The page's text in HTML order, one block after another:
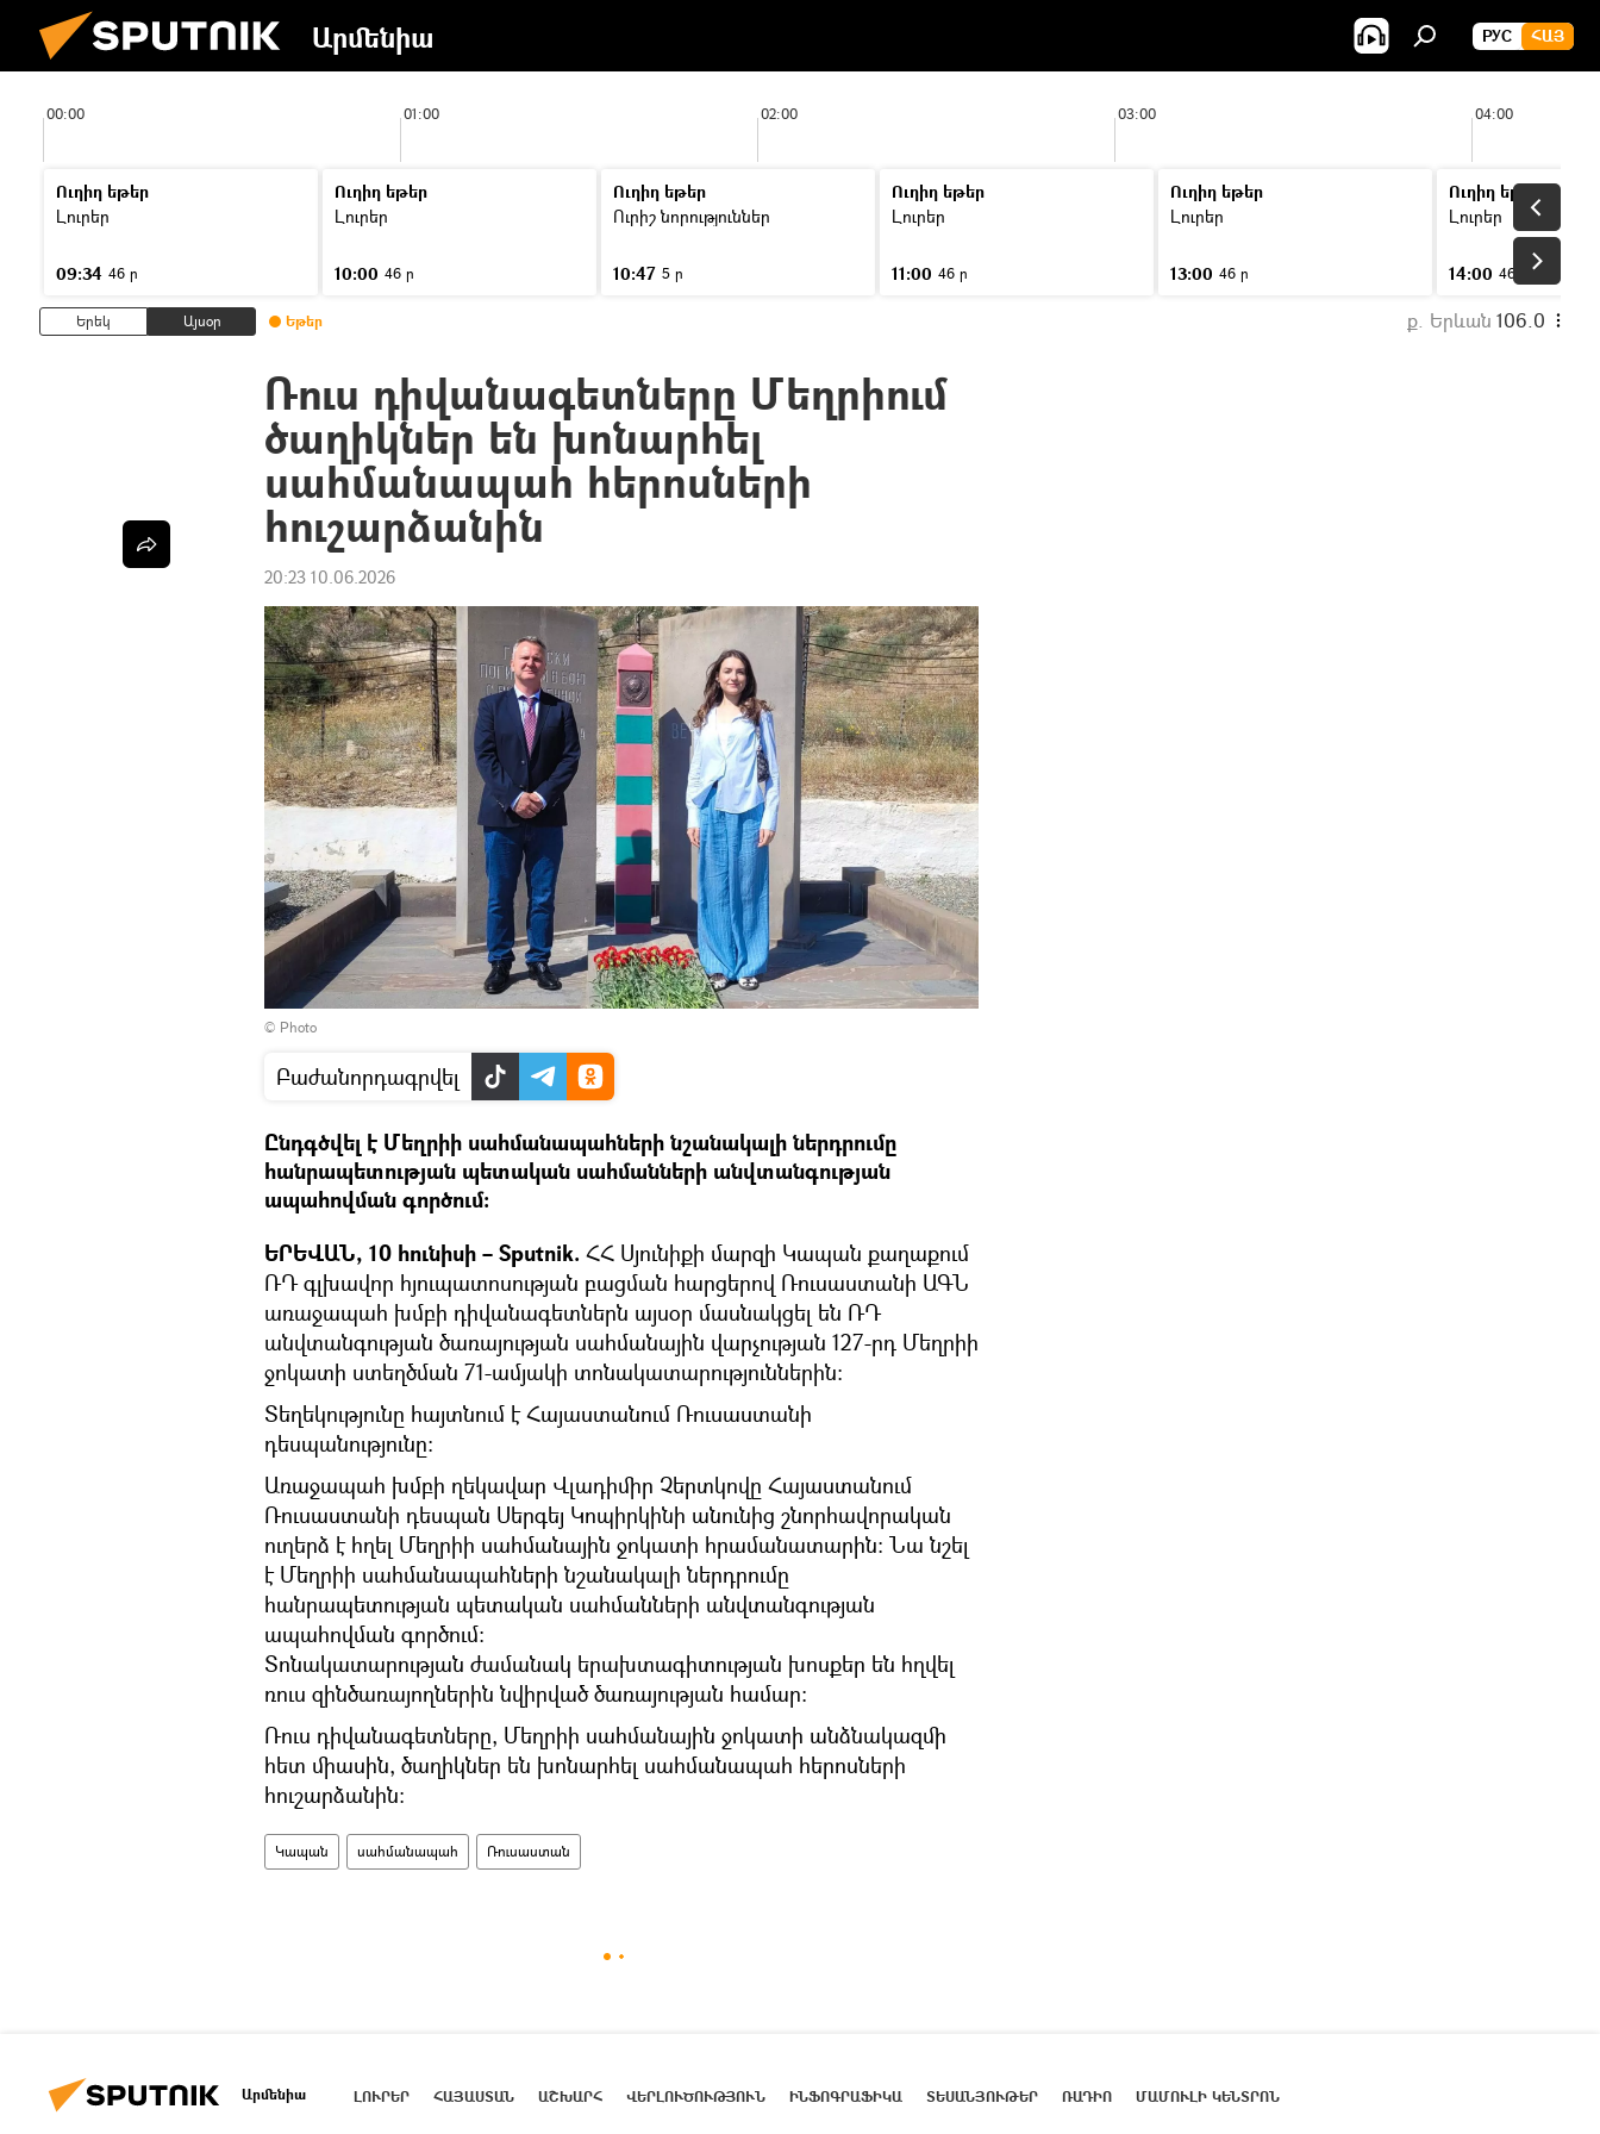
Արմենիա РУС ՀԱՅ
00:00 01:00 02:00 03:00 04:00
Ուղիղ եթեր
Լուրեր
09:34 46 ր
Ուղիղ եթեր
Լուրեր
10:00 46 ր
Ուղիղ եթեր
Ուրիշ նորություններ
10:47 5 ր
Ուղիղ եթեր
Լուրեր
11:00 46 ր
Ուղիղ եթեր
Լուրեր
13:00 46 ր
Ուղիղ եթեր
Լուրեր
14:00 46 ր
Երեկ Այսօր Եթեր ք. Երևան 106.0
Ռուս դիվանագետները Մեղրիում
ծաղիկներ են խոնարհել
սահմանապահ հերոսների
հուշարձանին
20:23 10.06.2026
© Photo
Բաժանորդագրվել
Ընդգծվել է Մեղրիի սահմանապահների նշանակալի ներդրումը
հանրապետության պետական ​​սահմանների անվտանգության
ապահովման գործում։
ԵՐԵՎԱՆ, 10 հունիսի – Sputnik. ՀՀ Սյունիքի մարզի Կապան քաղաքում
ՌԴ գլխավոր հյուպատոսության բացման հարցերով Ռուսաստանի ԱԳՆ
առաջապահ խմբի դիվանագետներն այսօր մասնակցել են ՌԴ
անվտանգության ծառայության սահմանային վարչության 127-րդ Մեղրիի
ջոկատի ստեղծման 71-ամյակի տոնակատարություններին։
Տեղեկությունը հայտնում է Հայաստանում Ռուսաստանի
դեսպանությունը։
Առաջապահ խմբի ղեկավար Վլադիմիր Չերտկովը Հայաստանում
Ռուսաստանի դեսպան Սերգեյ Կոպիրկինի անունից շնորհավորական
ուղերձ է հղել Մեղրիի սահմանային ջոկատի հրամանատարին։ Նա նշել
է Մեղրիի սահմանապահների նշանակալի ներդրումը
հանրապետության պետական ​​սահմանների անվտանգության
ապահովման գործում։
Տոնակատարության ժամանակ երախտագիտության խոսքեր են հղվել
ռուս զինծառայողներին նվիրված ծառայության համար։
Ռուս դիվանագետները, Մեղրիի սահմանային ջոկատի անձնակազմի
հետ միասին, ծաղիկներ են խոնարհել սահմանապահ հերոսների
հուշարձանին։
Կապան սահմանապահ Ռուսաստան
Արմենիա ԼՈՒՐԵՐ ՀԱՅԱՍՏԱՆ ԱՇԽԱՐՀ ՎԵՐԼՈՒԾՈՒԹՅՈՒՆ ԻՆՖՈԳՐԱՖԻԿԱ ՏԵՍԱՆՅՈՒԹԵՐ ՌԱԴԻՈ ՄԱՄՈՒԼԻ ԿԵՆՏՐՈՆ